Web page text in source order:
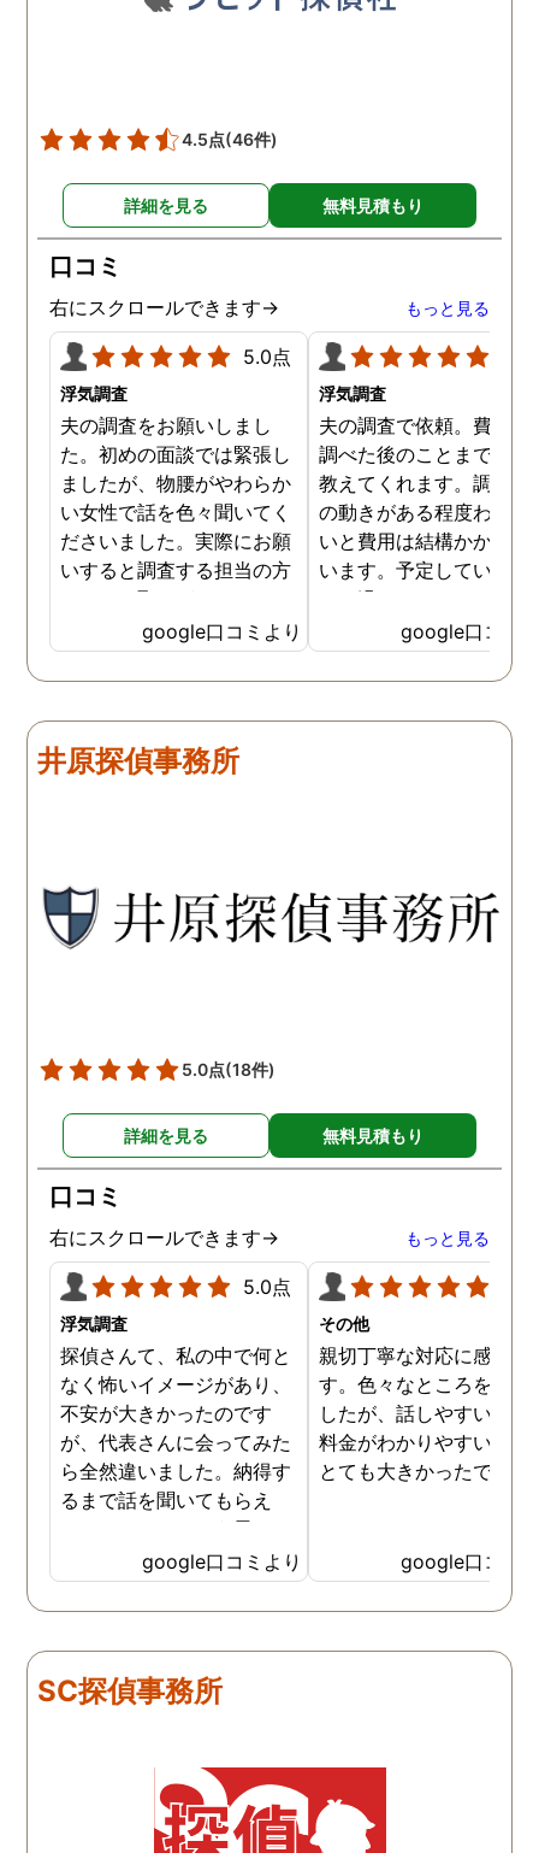
調査の動画を見せてもらっ
ケアもしてもらったり色々
とお世話になりました！
4.5点(46件)
詳細を見る 無料見積もり
口コミ
右にスクロールできます→ もっと見る
5.0点
浮気調査
夫の調査をお願いしまし
た。初めの面談では緊張し
ましたが、物腰がやわらか
い女性で話を色々聞いてく
ださいました。実際にお願
いすると調査する担当の方
とのやり取りがメインで、
色々不安や心配な事の共有
をしてくれました。探偵の
方に依頼となると丸投げで
が、二人三脚で協力しあい
ながら、進めて行った感じ
と思います。思い切ってお
願いして良かったです。 こ
の度はありがとうございま
google口コミより
浮気調査
夫の調査で依頼。費用や
調べた後のことまで詳し
教えてくれます。調査対
の動きがある程度わから
いと費用は結構かかると
います。予定していた時
より過ぎてしまいました
が、そのまま調査してい
だき、しっかり証拠取れ
した。あ、もちろん過ぎ
調査が終わって今後どう
とうございました。
google口コミ
井原探偵事務所
5.0点(18件)
詳細を見る 無料見積もり
口コミ
右にスクロールできます→ もっと見る
5.0点
浮気調査
探偵さんて、私の中で何と
なく怖いイメージがあり、
不安が大きかったのです
が、代表さんに会ってみた
ら全然違いました。納得す
るまで話を聞いてもらえ
て、ここならという思いで
依頼しました。代表さんが
私と一緒に戦ってくれてる
感じがして、心強かったで
現在離婚調停中です。弁護
士さんも紹介してもらえて
google口コミより
その他
親切丁寧な対応に感謝し
す。色々なところを探し
したが、話しやすいこと
料金がわかりやすいこと
とても大きかったです。
google口コミ
SC探偵事務所